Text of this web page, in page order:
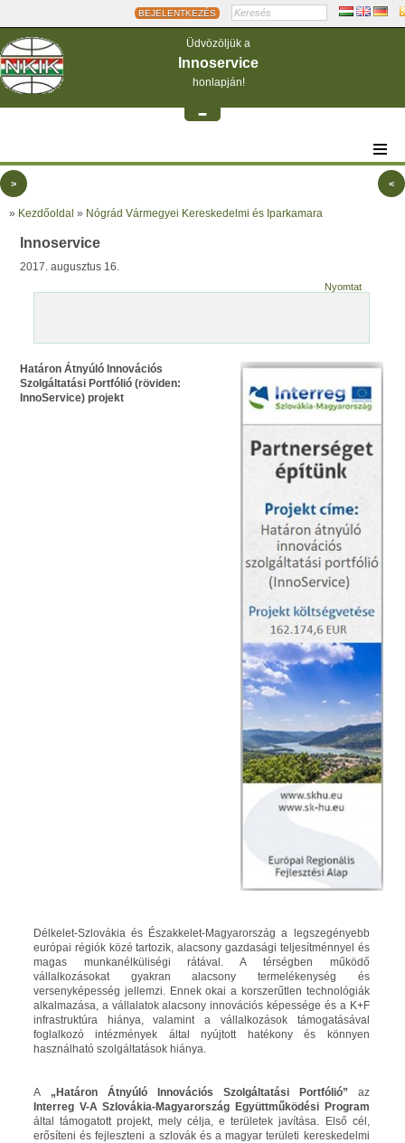
BEJELENTKEZÉS
Üdvözöljük a
Innoservice
honlapján!
-
> <
» Kezdőoldal » Nógrád Vármegyei Kereskedelmi és Iparkamara
Innoservice
2017. augusztus 16.
Nyomtat
Határon Átnyúló Innovációs
Szolgáltatási Portfólió (röviden:
InnoService) projekt
Délkelet-Szlovákia és Északkelet-Magyarország a legszegényebb
európai régiók közé tartozik, alacsony gazdasági teljesítménnyel és
magas munkanélküliségi rátával. A térségben működő
vállalkozásokat gyakran alacsony termelékenység és
versenyképesség jellemzi. Ennek okai a korszerűtlen technológiák
alkalmazása, a vállalatok alacsony innovációs képessége és a K+F
infrastruktúra hiánya, valamint a vállalkozások támogatásával
foglalkozó intézmények által nyújtott hatékony és könnyen
használható szolgáltatások hiánya.
A „Határon Átnyúló Innovációs Szolgáltatási Portfólió” az
Interreg V-A Szlovákia-Magyarország Együttműködési Program
által támogatott projekt, mely célja, e területek javítása. Első cél,
erősíteni és fejleszteni a szlovák és a magyar területi kereskedelmi